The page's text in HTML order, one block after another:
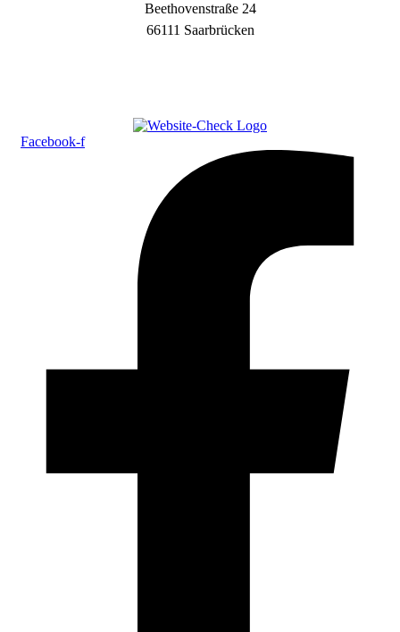
Beethovenstraße 24
66111 Saarbrücken
Facebook-f